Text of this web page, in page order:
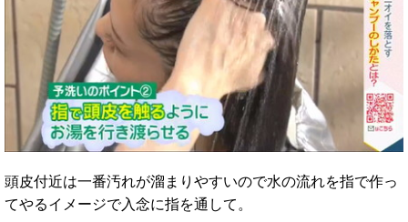
頭皮付近は一番汚れが溜まりやすいので水の流れを指で作っ
てやるイメージで入念に指を通して。